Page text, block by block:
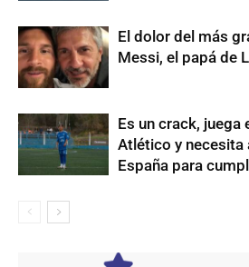
El dolor del más
Messi, el papá de
Es un crack, juega
Atlético y necesita
España para